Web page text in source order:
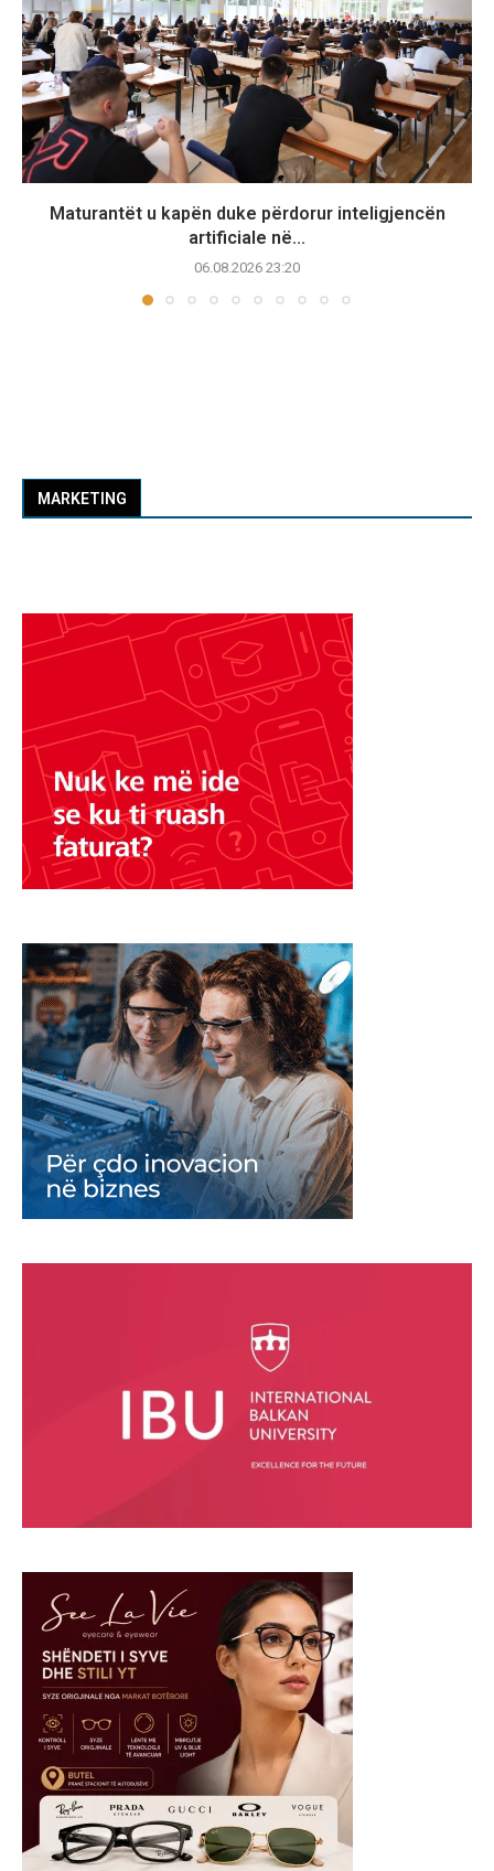
Maturantët u kapën duke përdorur inteligjencën
artificiale në...
06.08.2026 23:20
MARKETING